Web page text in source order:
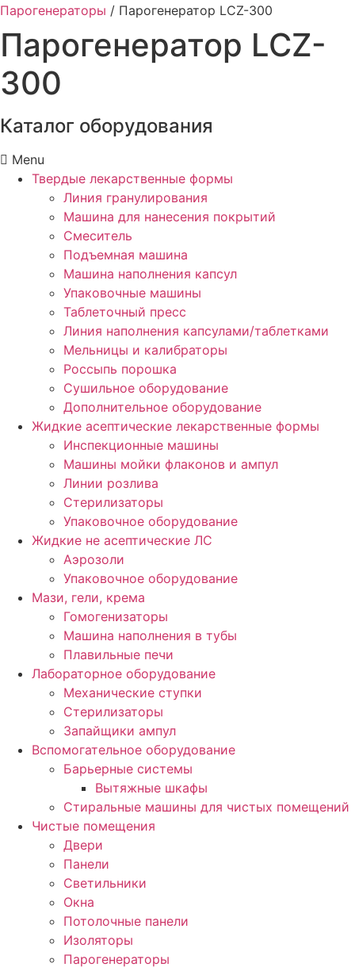
Парогенераторы / Парогенератор LCZ-300
Парогенератор LCZ-
300
Каталог оборудования
Menu
Твердые лекарственные формы
Линия гранулирования
Машина для нанесения покрытий
Смеситель
Подъемная машина
Машина наполнения капсул
Упаковочные машины
Таблеточный пресс
Линия наполнения капсулами/таблетками
Мельницы и калибраторы
Россыпь порошка
Сушильное оборудование
Дополнительное оборудование
Жидкие асептические лекарственные формы
Инспекционные машины
Машины мойки флаконов и ампул
Линии розлива
Стерилизаторы
Упаковочное оборудование
Жидкие не асептические ЛС
Аэрозоли
Упаковочное оборудование
Мази, гели, крема
Гомогенизаторы
Машина наполнения в тубы
Плавильные печи
Лабораторное оборудование
Механические ступки
Стерилизаторы
Запайщики ампул
Вспомогательное оборудование
Барьерные системы
Вытяжные шкафы
Стиральные машины для чистых помещений
Чистые помещения
Двери
Панели
Светильники
Окна
Потолочные панели
Изоляторы
Парогенераторы